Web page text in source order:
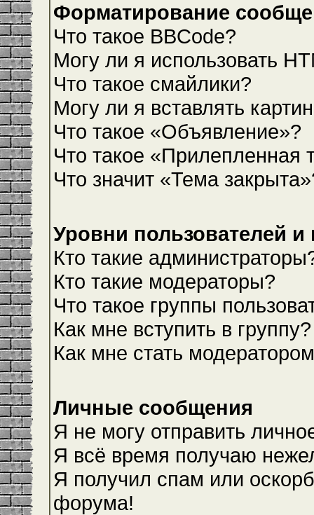
Форматирование
Что такое BBCode?
Могу ли я использовать
Что такое смайлики?
Могу ли я вставлять
Что такое «Объявление»?
Что такое «Прилепленная
Что значит «Тема
Уровни пользователей и
Кто такие
Кто такие модераторы?
Что такое группы
Как мне вступить в группу?
Как мне стать
Личные сообщения
Я не могу отправить
Я всё время получаю
Я получил спам или
форума!